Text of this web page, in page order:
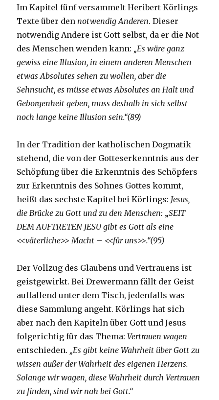
Im Kapitel fünf versammelt Heribert Körlings
Texte über dennotwendig Anderen. Dieser
notwendig Andere ist Gott selbst, da er die Not
des Menschen wenden kann: „Es wäre ganz
gewiss eine Illusion, in einem anderen Menschen
etwas Absolutes sehen zu wollen, aber die
Sehnsucht, es müsse etwas Absolutes an Halt und
Geborgenheit geben, muss deshalb in sich selbst
noch lange keine Illusion sein.“(89)
In der Tradition der katholischen Dogmatik
stehend, die von der Gotteserkenntnis aus der
Schöpfung über die Erkenntnis des Schöpfers
zur Erkenntnis des Sohnes Gottes kommt,
heißt das sechste Kapitel bei Körlings: Jesus,
die Brücke zu Gott und zu den Menschen: „SEIT
DEM AUFTRETEN JESU gibt es Gott als eine
<<väterliche>> Macht – <<für uns>>.“(95)
Der Vollzug des Glaubens und Vertrauens ist
geistgewirkt. Bei Drewermann fällt der Geist
auffallend unter dem Tisch, jedenfalls was
diese Sammlung angeht. Körlings hat sich
aber nach den Kapiteln über Gott und Jesus
folgerichtig für das Thema:Vertrauen wagen
entschieden. „Es gibt keine Wahrheit über Gott zu
wissen außer der Wahrheit des eigenen Herzens.
Solange wir wagen, diese Wahrheit durch Vertrauen
zu finden, sind wir nah bei Gott.“